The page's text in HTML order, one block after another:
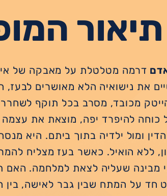
תיאור
דרמה מטלטלת על מאבקה של
את נישואיה הלא מאושרים לבעז,
מכובד, מסרב בכל תוקף
כוחה להיפרד יפה, מוצאת את עצמה
הדין ומול ילדיה בתוך ביתם. היא
ללא הואיל. כאשר בעז מצליח
מבינה שעליה לצאת למלחמה.
חד על המתח שבין גבר לאישה, בין